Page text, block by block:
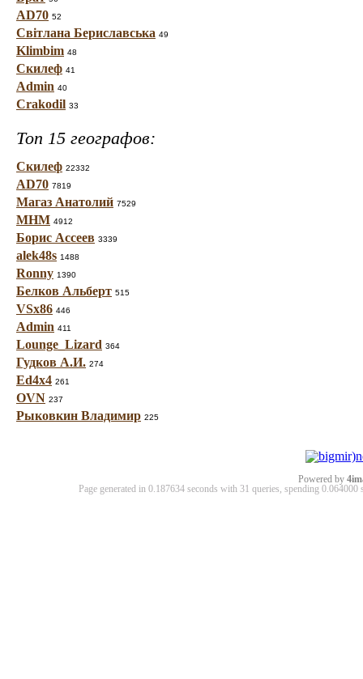
AD70 52
Світлана Бериславська 49
Klimbim 48
Скилеф 41
Admin 40
Crakodil 33
Топ 15 географов:
Скилеф 22332
AD70 7819
Магаз Анатолий 7529
МНМ 4912
Борис Ассеев 3339
alek48s 1488
Ronny 1390
Белков Альберт 515
VSx86 446
Admin 411
Lounge_Lizard 364
Гудков А.И. 274
Ed4x4 261
OVN 237
Рыковкин Владимир 225
Powered by
Page generated in 0.187634 seconds with 31 queries, spending